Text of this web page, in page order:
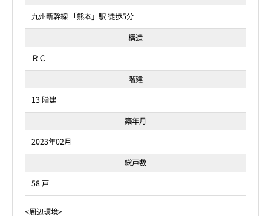
九州新幹線 「熊本」駅 徒歩5分
構造
ＲＣ
階建
13 階建
築年月
2023年02月
総戸数
58 戸
<周辺環境>